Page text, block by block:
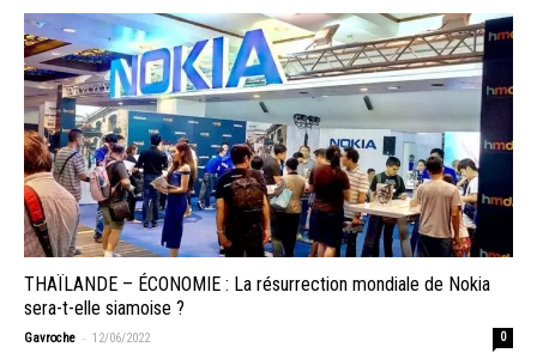
THAÏLANDE – ÉCONOMIE : La résurrection mondiale de Nokia
sera-t-elle siamoise ?
Gavroche - 12/06/2022 0